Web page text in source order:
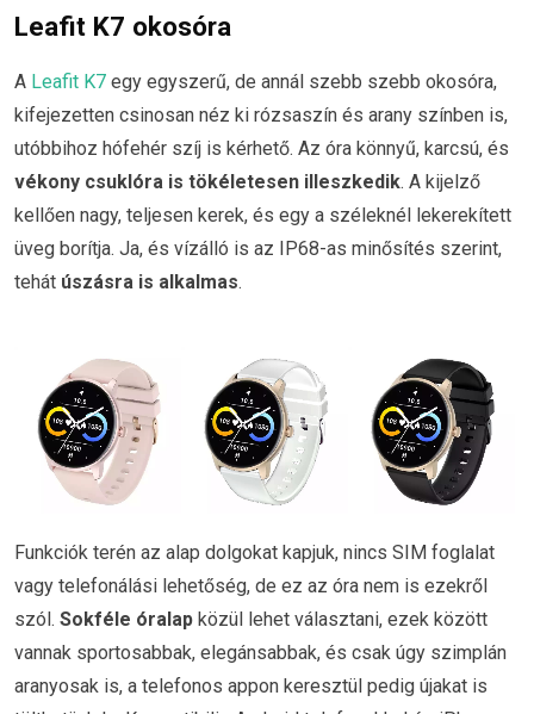
Leafit K7 okosóra
A Leafit K7 egy egyszerű, de annál szebb szebb okosóra,
kifejezetten csinosan néz ki rózsaszín és arany színben is,
utóbbihoz hófehér szíj is kérhető. Az óra könnyű, karcsú, és
vékony csuklóra is tökéletesen illeszkedik. A kijelző
kellően nagy, teljesen kerek, és egy a széleknél lekerekített
üveg borítja. Ja, és vízálló is az IP68-as minősítés szerint,
tehát úszásra is alkalmas.
Funkciók terén az alap dolgokat kapjuk, nincs SIM foglalat
vagy telefonálási lehetőség, de ez az óra nem is ezekről
szól. Sokféle óralap közül lehet választani, ezek között
vannak sportosabbak, elegánsabbak, és csak úgy szimplán
aranyosak is, a telefonos appon keresztül pedig újakat is